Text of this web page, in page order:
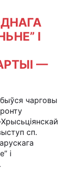
І
—
чарговы
сп.
і